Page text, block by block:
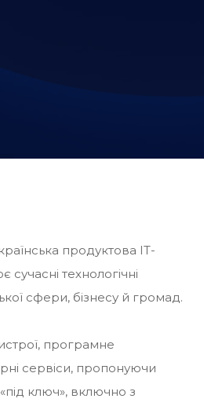
продуктова IT-
сучасні технологічні
сфери, бізнесу й громад.
програмне
сервіси, пропонуючи
ключ», включно з